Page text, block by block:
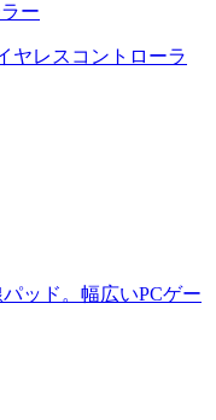
ー
ヤレスコントローラ
ッド。幅広いPCゲー